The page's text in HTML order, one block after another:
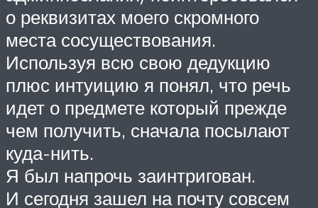
о реквизитах моего скромного
места сосуществования.
Используя всю свою дедукцию
плюс интуицию я понял, что речь
идет о предмете который прежде
чем получить, сначала посылают
куда-нить.
Я был напрочь заинтригован.
И сегодня зашел на почту совсем